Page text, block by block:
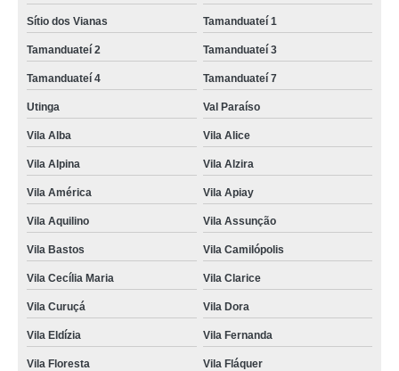
Sítio dos Vianas Tamanduateí 1
Tamanduateí 2 Tamanduateí 3
Tamanduateí 4 Tamanduateí 7
Utinga Val Paraíso
Vila Alba Vila Alice
Vila Alpina Vila Alzira
Vila América Vila Apiay
Vila Aquilino Vila Assunção
Vila Bastos Vila Camilópolis
Vila Cecília Maria Vila Clarice
Vila Curuçá Vila Dora
Vila Eldízia Vila Fernanda
Vila Floresta Vila Fláquer